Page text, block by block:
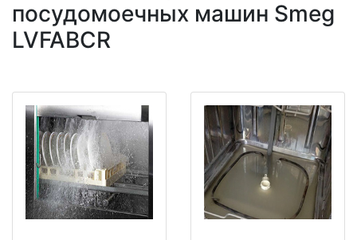
посудомоечных машин Smeg
LVFABCR